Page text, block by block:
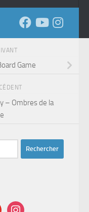
Game
– Ombres de la
instagram